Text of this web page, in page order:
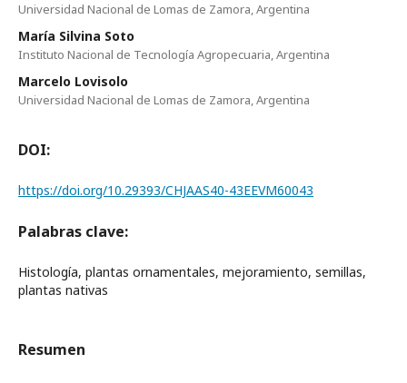
Universidad Nacional de Lomas de Zamora, Argentina
María Silvina Soto
Instituto Nacional de Tecnología Agropecuaria, Argentina
Marcelo Lovisolo
Universidad Nacional de Lomas de Zamora, Argentina
DOI:
https://doi.org/10.29393/CHJAAS40-43EEVM60043
Palabras clave:
Histología, plantas ornamentales, mejoramiento, semillas,
plantas nativas
Resumen